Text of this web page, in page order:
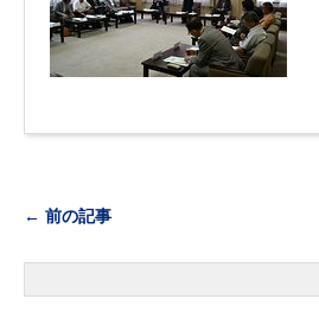
← 前の記事